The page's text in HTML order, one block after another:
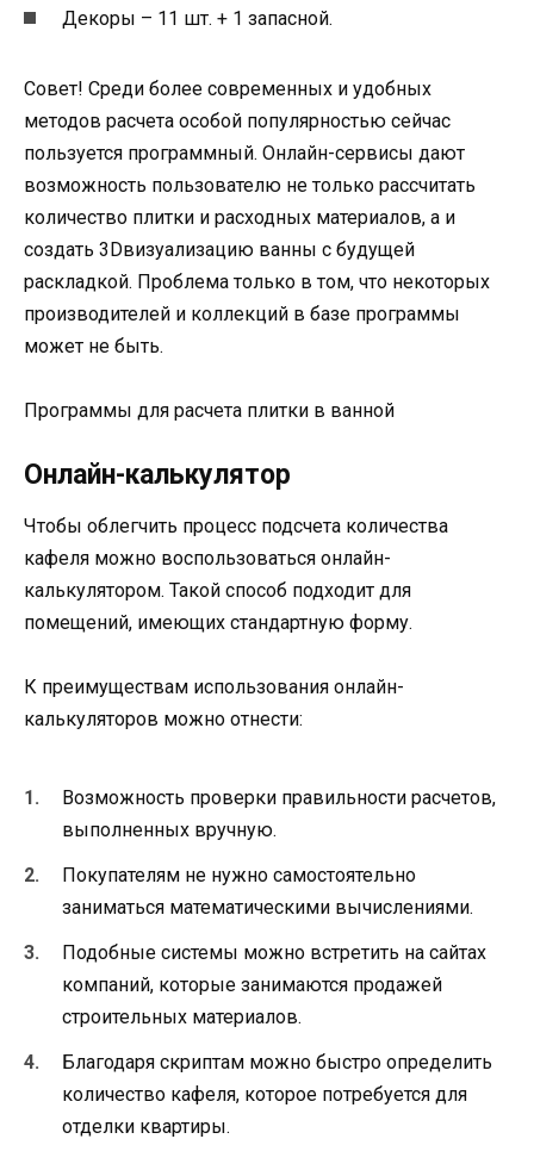
Декоры – 11 шт. + 1 запасной.
Совет! Среди более современных и удобных
методов расчета особой популярностью сейчас
пользуется программный. Онлайн-сервисы дают
возможность пользователю не только рассчитать
количество плитки и расходных материалов, а и
создать 3Dвизуализацию ванны с будущей
раскладкой. Проблема только в том, что некоторых
производителей и коллекций в базе программы
может не быть.
Программы для расчета плитки в ванной
Онлайн-калькулятор
Чтобы облегчить процесс подсчета количества
кафеля можно воспользоваться онлайн-
калькулятором. Такой способ подходит для
помещений, имеющих стандартную форму.
К преимуществам использования онлайн-
калькуляторов можно отнести:
Возможность проверки правильности расчетов,
выполненных вручную.
Покупателям не нужно самостоятельно
заниматься математическими вычислениями.
Подобные системы можно встретить на сайтах
компаний, которые занимаются продажей
строительных материалов.
Благодаря скриптам можно быстро определить
количество кафеля, которое потребуется для
отделки квартиры.